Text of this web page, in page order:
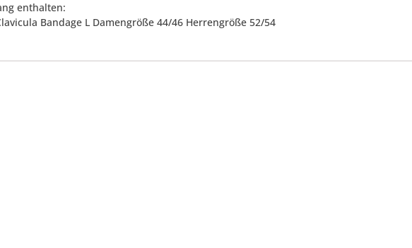
enthalten:
Bandage L Damengröße 44/46 Herrengröße 52/54